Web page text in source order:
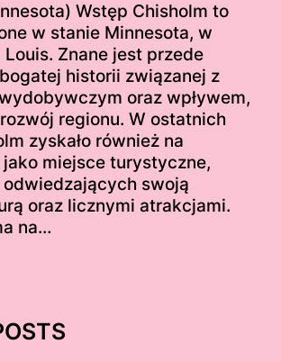
Wstęp Chisholm to
w stanie Minnesota, w
Znane jest przede
historii związanej z
oraz wpływem,
regionu. W ostatnich
zyskało również na
miejsce turystyczne,
swoją
oraz licznymi atrakcjami.
na…